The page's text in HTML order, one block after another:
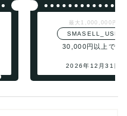
最大1,000,000円
30,000円以上で利
2026年12月31日